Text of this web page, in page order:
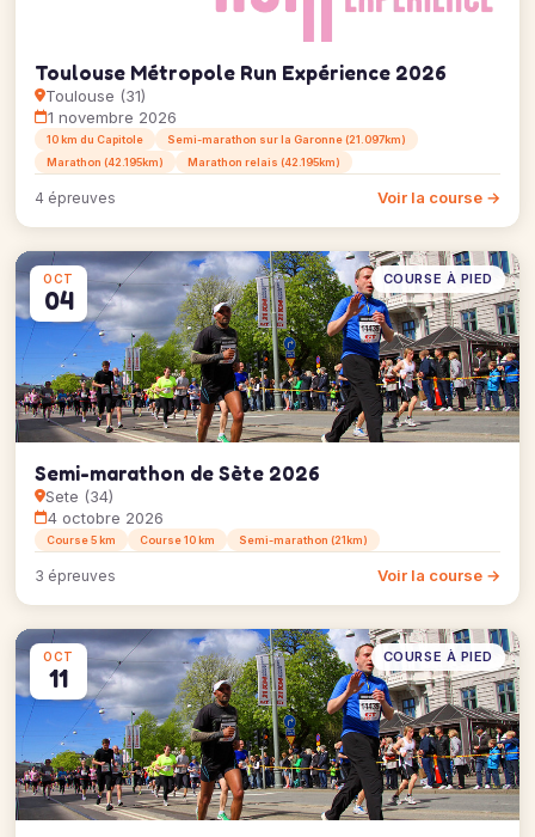
Toulouse Métropole Run Expérience 2026
Toulouse (31)
1 novembre 2026
10 km du Capitole
Semi-marathon sur la Garonne (21.097km)
Marathon (42.195km)
Marathon relais (42.195km)
4 épreuves Voir la course →
OCT
04
COURSE À PIED
Semi-marathon de Sète 2026
Sete (34)
4 octobre 2026
Course 5 km Course 10 km Semi-marathon (21km)
3 épreuves Voir la course →
OCT
11
COURSE À PIED